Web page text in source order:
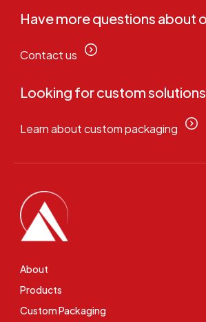
Have more questions about
Contact us
Looking for custom
Learn about custom packaging
About
Products
Custom Packaging